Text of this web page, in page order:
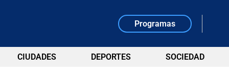
Programas
CIUDADES DEPORTES SOCIEDAD